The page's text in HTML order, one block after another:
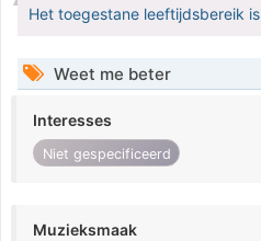
Het toegestane leeftijdsbereik is
Weet me beter
Interesses
Niet gespecificeerd
Muzieksmaak